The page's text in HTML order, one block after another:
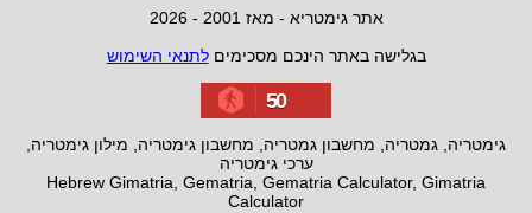
אתר גימטריא - מאז 2001 - 2026
בגלישה באתר הינכם מסכימיםלתנאי השימוש
50
גימטריה, גמטריה, מחשבון גמטריה, מחשבון גימטריה, מילון גימטריה,
ערכי גימטריה
Hebrew Gimatria, Gematria, Gematria Calculator, Gimatria
Calculator